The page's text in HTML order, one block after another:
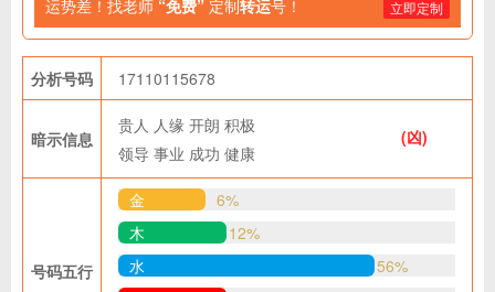
运势差！找老师 “免费” 定制转运号！ 立即定制
分析号码 17110115678
暗示信息
贵人 人缘 开朗 积极
领导 事业 成功 健康
(凶)
号码五行
金
6%
木
12%
水
56%